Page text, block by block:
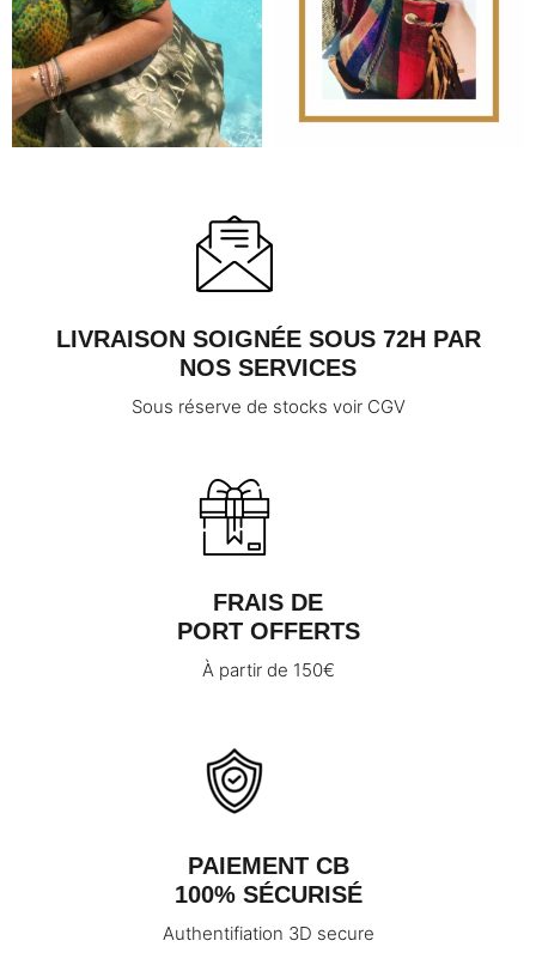
LIVRAISON SOIGNÉE SOUS 72H PAR
NOS SERVICES
Sous réserve de stocks voir CGV
FRAIS DE
PORT OFFERTS
À partir de 150€
PAIEMENT CB
100% SÉCURISÉ
Authentifiation 3D secure